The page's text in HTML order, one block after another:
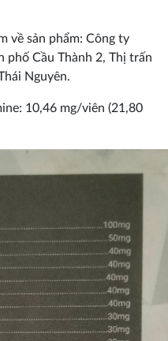
về sản phẩm: Công ty
phố Cầu Thành 2, Thị trấn
Nguyên.
10,46 mg/viên (21,80